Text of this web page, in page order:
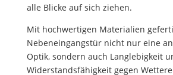
alle Blicke auf sich ziehen.
Mit hochwertigen Materialien
Nebeneingangstür nicht nur eine
Optik, sondern auch Langlebigkeit
Widerstandsfähigkeit gegen